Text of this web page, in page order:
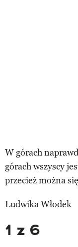
W górach
górach wszyscy
przecież można
Ludwika Włodek
1 z 6